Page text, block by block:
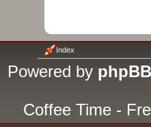
Index
Powered by phpBB
Coffee Time -